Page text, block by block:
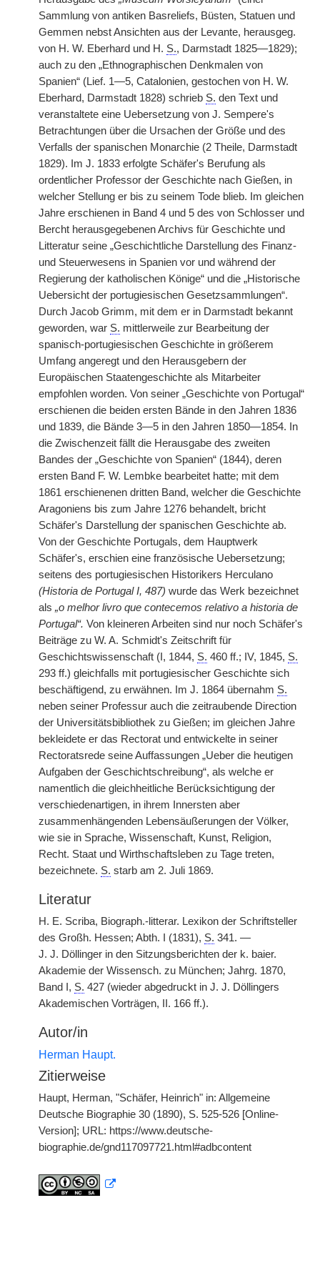
Sammlung von antiken Basreliefs, Büsten, Statuen und
Gemmen nebst Ansichten aus der Levante, herausgeg.
von H. W. Eberhard und H. S., Darmstadt 1825—1829);
auch zu den „Ethnographischen Denkmalen von
Spanien“ (Lief. 1—5, Catalonien, gestochen von H. W.
Eberhard, Darmstadt 1828) schrieb S. den Text und
veranstaltete eine Uebersetzung von J. Sempere's
Betrachtungen über die Ursachen der Größe und des
Verfalls der spanischen Monarchie (2 Theile, Darmstadt
1829). Im J. 1833 erfolgte Schäfer's Berufung als
ordentlicher Professor der Geschichte nach Gießen, in
welcher Stellung er bis zu seinem Tode blieb. Im gleichen
Jahre erschienen in Band 4 und 5 des von Schlosser und
Bercht herausgegebenen Archivs für Geschichte und
Litteratur seine „Geschichtliche Darstellung des Finanz-
und Steuerwesens in Spanien vor und während der
Regierung der katholischen Könige“ und die „Historische
Uebersicht der portugiesischen Gesetzsammlungen“.
Durch Jacob Grimm, mit dem er in Darmstadt bekannt
geworden, war S. mittlerweile zur Bearbeitung der
spanisch-portugiesischen Geschichte in größerem
Umfang angeregt und den Herausgebern der
Europäischen Staatengeschichte als Mitarbeiter
empfohlen worden. Von seiner „Geschichte von Portugal“
erschienen die beiden ersten Bände in den Jahren 1836
und 1839, die Bände 3—5 in den Jahren 1850—1854. In
die Zwischenzeit fällt die Herausgabe des zweiten
Bandes der „Geschichte von Spanien“ (1844), deren
ersten Band F. W. Lembke bearbeitet hatte; mit dem
1861 erschienenen dritten Band, welcher die Geschichte
Aragoniens bis zum Jahre 1276 behandelt, bricht
Schäfer's Darstellung der spanischen Geschichte ab.
Von der Geschichte Portugals, dem Hauptwerk
Schäfer's, erschien eine französische Uebersetzung;
seitens des portugiesischen Historikers Herculano
(Historia de Portugal I, 487) wurde das Werk bezeichnet
als „o melhor livro que contecemos relativo a historia de
Portugal“. Von kleineren Arbeiten sind nur noch Schäfer's
Beiträge zu W. A. Schmidt's Zeitschrift für
Geschichtswissenschaft (I, 1844, S. 460 ff.; IV, 1845, S.
293 ff.) gleichfalls mit portugiesischer Geschichte sich
beschäftigend, zu erwähnen. Im J. 1864 übernahm S.
neben seiner Professur auch die zeitraubende Direction
der Universitätsbibliothek zu Gießen; im gleichen Jahre
bekleidete er das Rectorat und entwickelte in seiner
Rectoratsrede seine Auffassungen „Ueber die heutigen
Aufgaben der Geschichtschreibung“, als welche er
namentlich die gleichheitliche Berücksichtigung der
verschiedenartigen, in ihrem Innersten aber
zusammenhängenden Lebensäußerungen der Völker,
wie sie in Sprache, Wissenschaft, Kunst, Religion,
Recht. Staat und Wirthschaftsleben zu Tage treten,
bezeichnete. S. starb am 2. Juli 1869.
Literatur
H. E. Scriba, Biograph.-litterar. Lexikon der Schriftsteller
des Großh. Hessen; Abth. I (1831), S. 341. —
J. J. Döllinger in den Sitzungsberichten der k. baier.
Akademie der Wissensch. zu München; Jahrg. 1870,
Band I, S. 427 (wieder abgedruckt in J. J. Döllingers
Akademischen Vorträgen, II. 166 ff.).
Autor/in
Herman Haupt.
Zitierweise
Haupt, Herman, "Schäfer, Heinrich" in: Allgemeine
Deutsche Biographie 30 (1890), S. 525-526 [Online-
Version]; URL: https://www.deutsche-
biographie.de/gnd117097721.html#adbcontent